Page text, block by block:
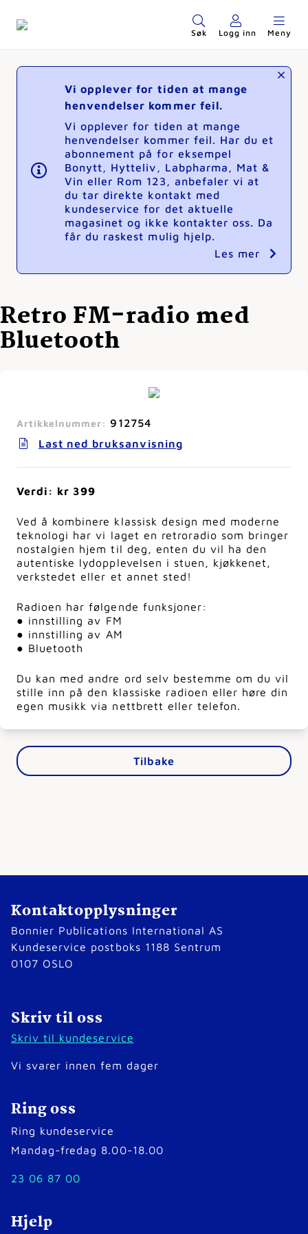
Søk Logg inn Meny
Vi opplever for tiden at mange
henvendelser kommer feil.
Vi opplever for tiden at mange
henvendelser kommer feil. Har du et
abonnement på for eksempel
Bonytt, Hytteliv, Labpharma, Mat &
Vin eller Rom 123, anbefaler vi at
du tar direkte kontakt med
kundeservice for det aktuelle
magasinet og ikke kontakter oss. Da
får du raskest mulig hjelp.
Les mer
Retro FM-radio med
Bluetooth
Artikkelnummer: 912754
Last ned bruksanvisning
Verdi: kr 399
Ved å kombinere klassisk design med moderne
teknologi har vi laget en retroradio som bringer
nostalgien hjem til deg, enten du vil ha den
autentiske lydopplevelsen i stuen, kjøkkenet,
verkstedet eller et annet sted!
Radioen har følgende funksjoner:
● innstilling av FM
● innstilling av AM
● Bluetooth
Du kan med andre ord selv bestemme om du vil
stille inn på den klassiske radioen eller høre din
egen musikk via nettbrett eller telefon.
Tilbake
Kontaktopplysninger
Bonnier Publications International AS
Kundeservice postboks 1188 Sentrum
0107 OSLO
Skriv til oss
Skriv til kundeservice
Vi svarer innen fem dager
Ring oss
Ring kundeservice
Mandag-fredag 8.00-18.00
23 06 87 00
Hjelp